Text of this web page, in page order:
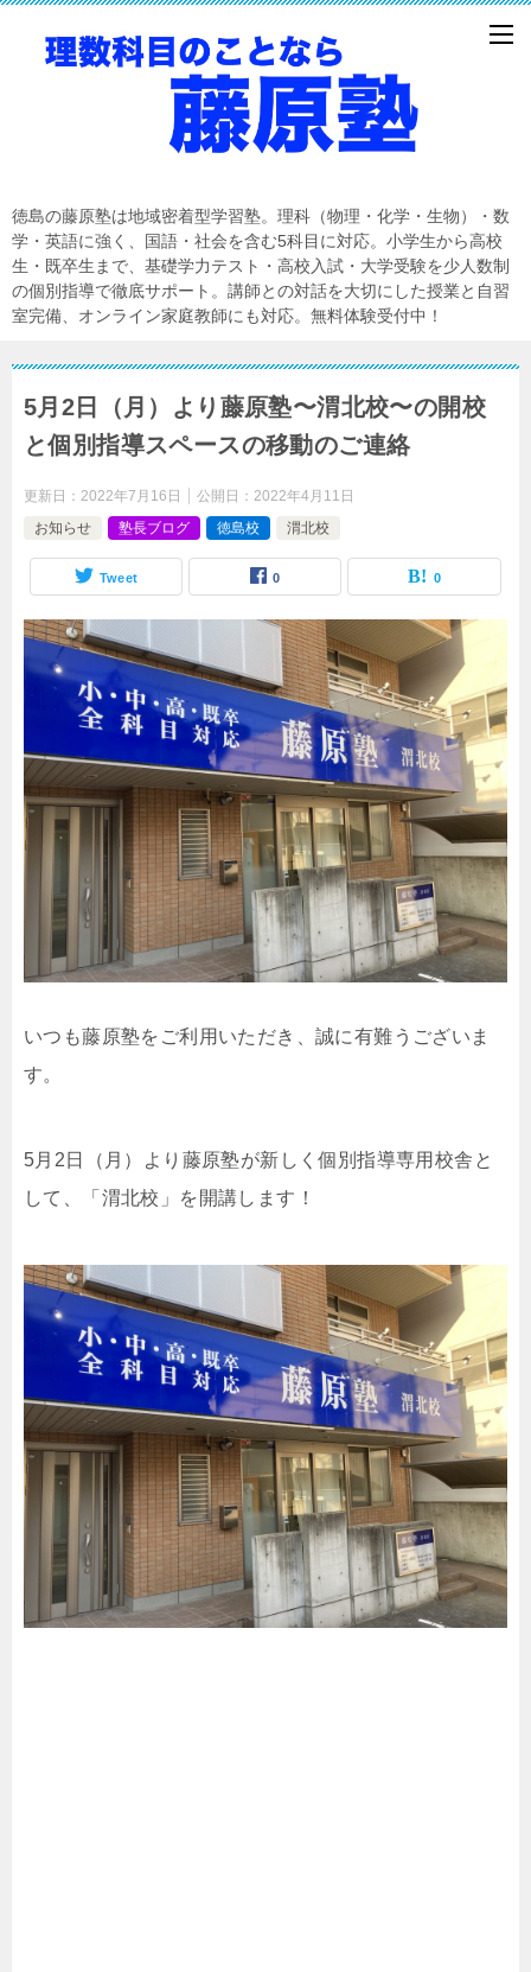
徳島の藤原塾は地域密着型学習塾。理科（物理・化学・生物）・数
学・英語に強く、国語・社会を含む5科目に対応。小学生から高校
生・既卒生まで、基礎学力テスト・高校入試・大学受験を少人数制
の個別指導で徹底サポート。講師との対話を大切にした授業と自習
室完備、オンライン家庭教師にも対応。無料体験受付中！
5月2日（月）より藤原塾〜渭北校〜の開校
と個別指導スペースの移動のご連絡
更新日： 2022年7月16日 公開日： 2022年4月11日
お知らせ
塾長ブログ 徳島校 渭北校
Tweet 0 0
いつも藤原塾をご利用いただき、誠に有難うございま
す。
5月2日（月）より藤原塾が新しく個別指導専用校舎と
して、「渭北校」を開講します！